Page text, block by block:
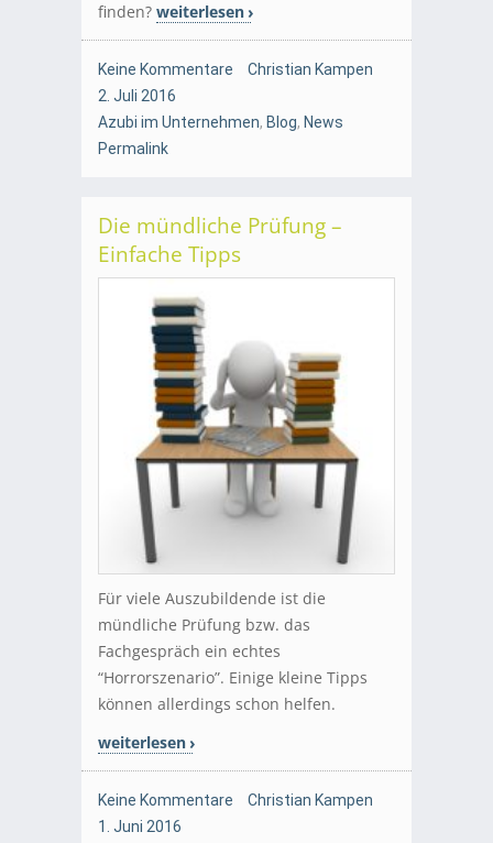
finden? weiterlesen
Keine Kommentare
Christian Kampen
2. Juli 2016
Azubi im Unternehmen, Blog, News
Permalink
Die mündliche Prüfung –
Einfache Tipps
Für viele Auszubildende ist die
mündliche Prüfung bzw. das
Fachgespräch ein echtes
“Horrorszenario”. Einige kleine Tipps
können allerdings schon helfen.
weiterlesen
Keine Kommentare
Christian Kampen
1. Juni 2016